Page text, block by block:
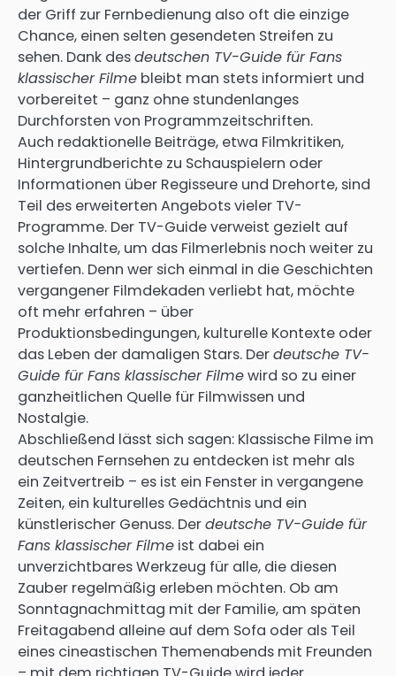
der Griff zur Fernbedienung also oft die einzige
Chance, einen selten gesendeten Streifen zu
sehen. Dank desdeutschen TV-Guide für Fans
klassischer Filme bleibt man stets informiert und
vorbereitet – ganz ohne stundenlanges
Durchforsten von Programmzeitschriften.
Auch redaktionelle Beiträge, etwa Filmkritiken,
Hintergrundberichte zu Schauspielern oder
Informationen über Regisseure und Drehorte, sind
Teil des erweiterten Angebots vieler TV-
Programme. Der TV-Guide verweist gezielt auf
solche Inhalte, um das Filmerlebnis noch weiter zu
vertiefen. Denn wer sich einmal in die Geschichten
vergangener Filmdekaden verliebt hat, möchte
oft mehr erfahren – über
Produktionsbedingungen, kulturelle Kontexte oder
das Leben der damaligen Stars. Derdeutsche TV-
Guide für Fans klassischer Filmewird so zu einer
ganzheitlichen Quelle für Filmwissen und
Nostalgie.
Abschließend lässt sich sagen: Klassische Filme im
deutschen Fernsehen zu entdecken ist mehr als
ein Zeitvertreib – es ist ein Fenster in vergangene
Zeiten, ein kulturelles Gedächtnis und ein
künstlerischer Genuss. Derdeutsche TV-Guide für
Fans klassischer Filme ist dabei ein
unverzichtbares Werkzeug für alle, die diesen
Zauber regelmäßig erleben möchten. Ob am
Sonntagnachmittag mit der Familie, am späten
Freitagabend alleine auf dem Sofa oder als Teil
eines cineastischen Themenabends mit Freunden